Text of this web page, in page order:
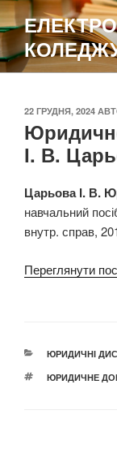
Перейти
до
вмісту
ОПУБЛІКОВАНО
22 ГРУДНЯ, 2024
І. В.
Царьова І. В.
навчальний
внутр. справ,
Переглянути
КАТЕГОРІЇ
ЮРИДИЧНІ
ПОЗНАЧКИ
ЮРИДИЧНЕ